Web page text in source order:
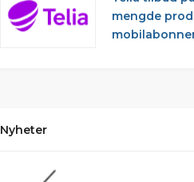
mengde
Nyheter